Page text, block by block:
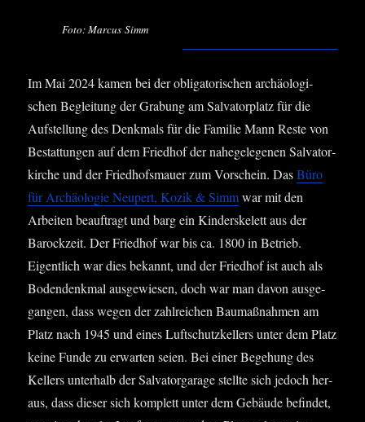
Foto: Mar­cus Simm
Im Mai 2024 kamen bei der obli­ga­to­ri­schen archäo­lo­gi­
schen Beglei­tung der Gra­bung am Sal­va­tor­platz für die
Auf­stel­lung des Denk­mals für die Fami­lie Mann Res­te von
Bestat­tun­gen auf dem Fried­hof der nahe­ge­le­ge­nen Sal­va­tor­
kir­che und der Fried­hofs­mau­er zum Vor­schein. DasBüro
für Archäo­lo­gie Neu­pert, Kozik & Simmwar mit den
Arbei­ten beauf­tragt und barg ein Kin­der­ske­lett aus der
Barock­zeit. Der Fried­hof war bis ca. 1800 in Betrieb.
Eigent­lich war dies bekannt, und der Fried­hof ist auch als
Boden­denk­mal aus­ge­wie­sen, doch war man davon aus­ge­
gan­gen, dass wegen der zahl­rei­chen Bau­maß­nah­men am
Platz nach 1945 und eines Luft­schutz­kel­lers unter dem Platz
kei­ne Fun­de zu erwar­ten sei­en. Bei einer Bege­hung des
Kel­lers unter­halb der Sal­vat­or­ga­ra­ge stell­te sich jedoch her­
aus, dass die­ser sich kom­plett unter dem Gebäu­de befin­det,